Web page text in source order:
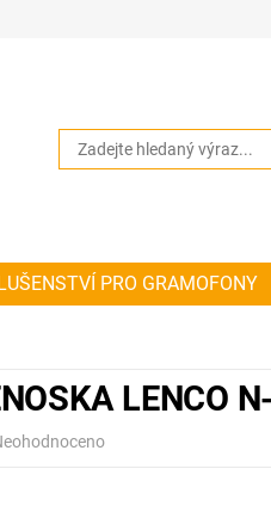
PRO GRAMOFONY
LENCO